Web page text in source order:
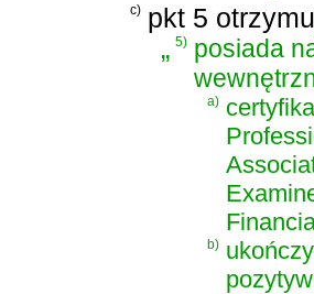
c) pkt 5
„5) posiada
a)
b)